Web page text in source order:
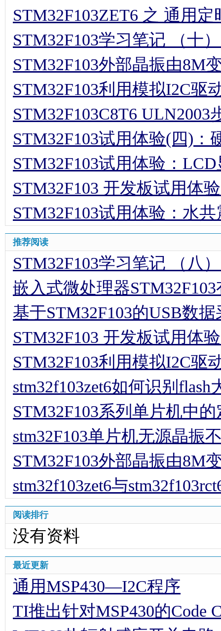
STM32F103ZET6 之 通用
STM32F103学习笔记 （十
STM32F103外部晶振由8M
STM32F103利用模拟I2C驱
STM32F103C8T6
STM32F103试用体验(四)：
STM32F103试用体验：
STM32F103 开发板试用体
STM32F103试用体验：水
推荐阅读
STM32F103学习笔记 （八
嵌入式微处理器
基于STM32F103的USB数
STM32F103 开发板试用体
STM32F103利用模拟I2C驱
stm32f103zet6如何识别flash
STM32F103系列单片机中
stm32F103单片机无源晶振
STM32F103外部晶振由8M
stm32f103zet6与
阅读排行
没有资料
最近更新
通用MSP430—I2C程序
TI推出针对MSP430的Code